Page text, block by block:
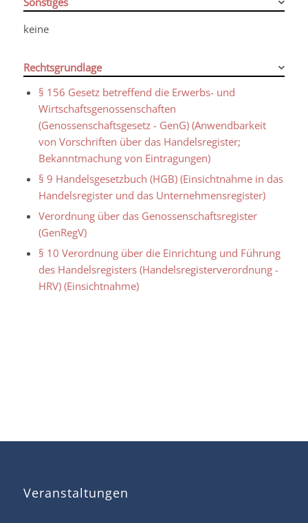
keine
Rechtsgrundlage
§ 156 Gesetz betreffend die Erwerbs- und
Wirtschaftsgenossenschaften
(Genossenschaftsgesetz - GenG) (Anwendbarkeit
von Vorschriften über das Handelsregister;
Bekanntmachung von Eintragungen)
§ 9 Handelsgesetzbuch (HGB) (Einsichtnahme in das
Handelsregister und das Unternehmensregister)
Verordnung über das Genossenschaftsregister
(GenRegV)
§ 10 Verordnung über die Einrichtung und Führung
des Handelsregisters (Handelsregisterverordnung -
HRV) (Einsichtnahme)
Veranstaltungen